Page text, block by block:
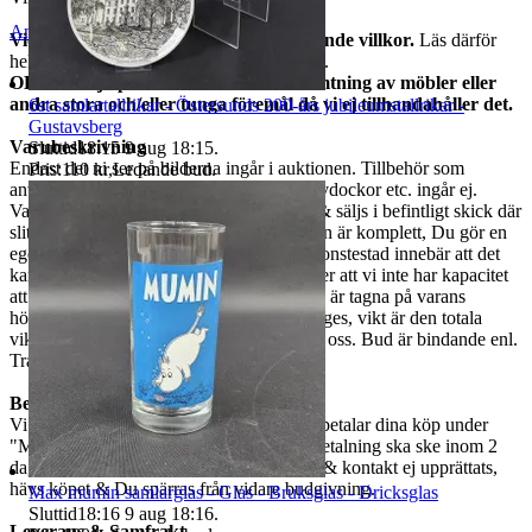
Vid köp av oss godkänner ni nedanstående villkor. Läs därför
hela auktionstexten INNAN ni lägger bud.
OBS! bärhjälp måste medtas vid avhämtning av möbler eller
andra stora och/eller tunga föremål då vi ej tillhandahåller det.
Varubeskrivning
Endast det ni ser på bilderna ingår i auktionen. Tillbehör som
används vid fotografering, som stativ, provdockor etc. ingår ej.
Varorna är begagnade om ej annat anges & säljs i befintligt skick där
slitage kan finnas. Vi garanterar ej att varan är komplett, Du gör en
egen bedömning enligt bilderna. Ej funktionstestad innebär att det
kan saknas delar, att den är ur funktion eller att vi inte har kapacitet
att utföra ett funktionstest. Mått som anges är tagna på varans
högsta/längsta/bredaste del om annat ej anges, vikt är den totala
vikten på varan. Vid frågor måste ni maila oss. Bud är bindande enl.
Traderas regler.
Betalning
Vi använder oss av Traderabetalning. Du betalar dina köp under
"Mina köp". Ni kan Ej betala i butiken. Betalning ska ske inom 2
dagar. Om betalning ej sker inom 3 dagar & kontakt ej upprättats,
hävs köpet & Du spärras från vidare budgivning.
Anmäl Sälj liknande
6st samlartallrikar - Östersunds 200-års jubileumstallrikar -
Gustavsberg
Sluttid18:15 9 aug 18:15.
Pris:110 kr,Ledande bud.
Max mumin samlarglas - Glas - Bruksglas - Dricksglas
Sluttid18:16 9 aug 18:16.